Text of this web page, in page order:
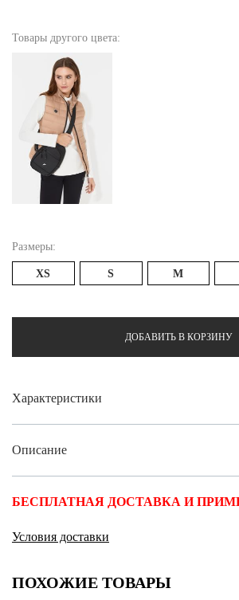
Товары другого цвета:
Размеры:
XS S M
ДОБАВИТЬ В КОРЗИНУ
Характеристики
Описание
БЕСПЛАТНАЯ ДОСТАВКА И
Условия доставки
ПОХОЖИЕ ТОВАРЫ